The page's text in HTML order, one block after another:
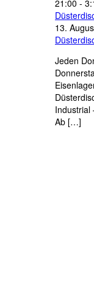
21:00 -
13.
Jeden
Industrial
Ab […]